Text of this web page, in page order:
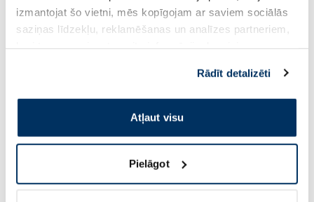
izmantojat šo vietni, mēs kopīgojam ar saviem sociālās
saziņas līdzekļu, reklamēšanas un analīzes partneriem,
pakalpojumus. Ja piekrītat šo papildu sīkdatņu
izmantošanai, lūdzu, atzīmējiet savu izvēli:
Rādīt detalizēti
Atļaut visu
Pielāgot
-25%
BAUCK HOF turku zirņu milti,
3.52 €4.69 €
-20%
BAUCK HOF Bio, Kraukšķīgas
Kukurūzu pārslas, 280 g
3.83 €4.79 €